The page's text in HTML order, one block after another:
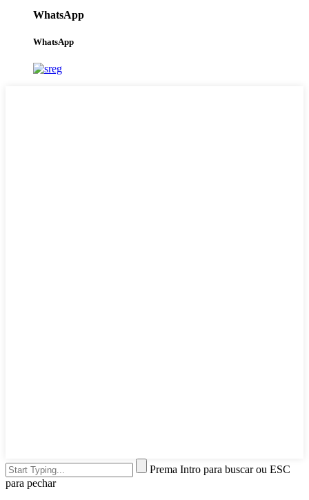
WhatsApp
WhatsApp
Prema Intro para buscar ou ESC
para pechar